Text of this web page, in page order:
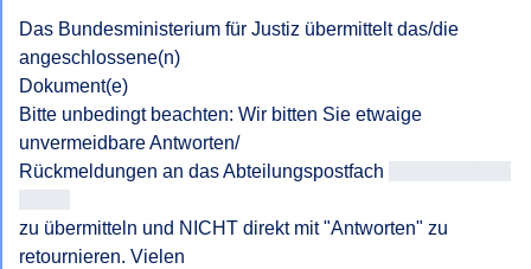
Das Bundesministerium für Justiz übermittelt das/die
angeschlossene(n)
Dokument(e)
Bitte unbedingt beachten: Wir bitten Sie etwaige
unvermeidbare Antworten/
Rückmeldungen an das Abteilungspostfach
zu übermitteln und NICHT direkt mit "Antworten" zu
retournieren. Vielen